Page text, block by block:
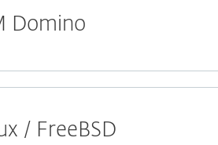
Domino
/ FreeBSD